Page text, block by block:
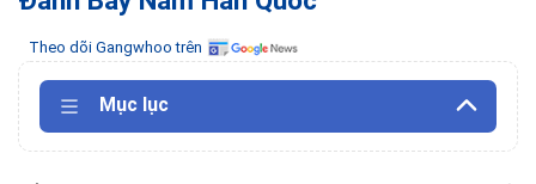
Theo dõi Gangwhoo trên
Mục lục